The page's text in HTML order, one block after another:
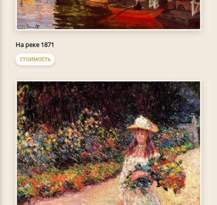
На реке 1871
СТОИМОСТЬ